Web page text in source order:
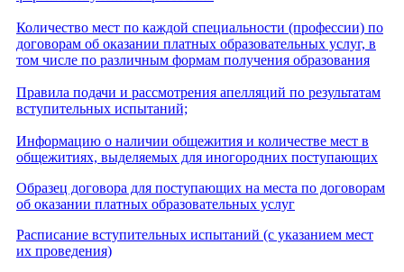
Количество мест по каждой специальности (профессии) по
договорам об оказании платных образовательных услуг, в
том числе по различным формам получения образования
Правила подачи и рассмотрения апелляций по результатам
вступительных испытаний;
Информацию о наличии общежития и количестве мест в
общежитиях, выделяемых для иногородних поступающих
Образец договора для поступающих на места по договорам
об оказании платных образовательных услуг
Расписание вступительных испытаний (с указанием мест
их проведения)